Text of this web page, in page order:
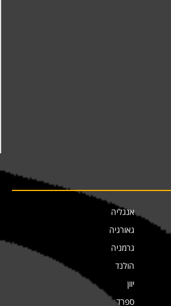
אנגליה
גאורגיה
גרמניה
הולנד
יוון
ספרד